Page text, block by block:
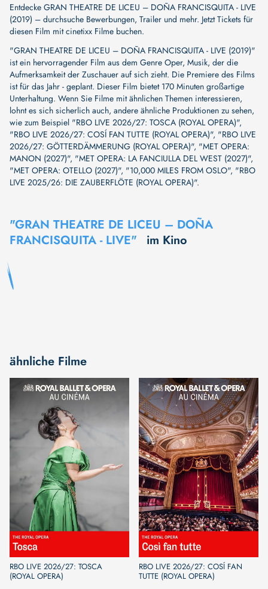
Entdecke GRAN THEATRE DE LICEU – DOÑA FRANCISQUITA - LIVE
(2019) – durchsuche Bewerbungen, Trailer und mehr. Jetzt Tickets für
diesen Film mit cinetixx Filme buchen.
"GRAN THEATRE DE LICEU – DOÑA FRANCISQUITA - LIVE (2019)"
ist ein hervorragender Film aus dem Genre Oper, Musik, der die
Aufmerksamkeit der Zuschauer auf sich zieht. Die Premiere des Films
ist für das Jahr - geplant. Dieser Film bietet 170 Minuten großartige
Unterhaltung. Wenn Sie Filme mit ähnlichen Themen interessieren,
lohnt es sich sicherlich auch, andere ähnliche Produktionen zu sehen,
wie zum Beispiel "RBO LIVE 2026/27: TOSCA (ROYAL OPERA)",
"RBO LIVE 2026/27: COSÍ FAN TUTTE (ROYAL OPERA)", "RBO LIVE
2026/27: GÖTTERDÄMMERUNG (ROYAL OPERA)", "MET OPERA:
MANON (2027)", "MET OPERA: LA FANCIULLA DEL WEST (2027)",
"MET OPERA: OTELLO (2027)", "10,000 MILES FROM OSLO", "RBO
LIVE 2025/26: DIE ZAUBERFLÖTE (ROYAL OPERA)".
"GRAN THEATRE DE LICEU – DOÑA
FRANCISQUITA - LIVE"
im Kino
ähnliche Filme
RBO LIVE 2026/27: TOSCA
(ROYAL OPERA)
RBO LIVE 2026/27: COSÍ FAN
TUTTE (ROYAL OPERA)